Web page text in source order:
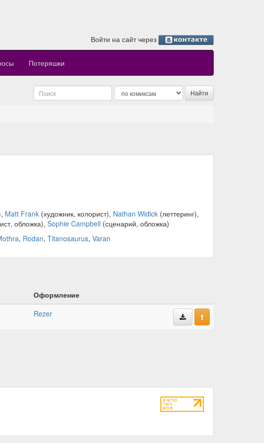
Войти на сайт через
Потеряшки
Matt Frank(художник, колорист), Nathan Widick(леттеринг),
обложка), Sophie Campbell (сценарий, обложка)
, Rodan, Titanosaurus, Varan
Оформление
Rezer